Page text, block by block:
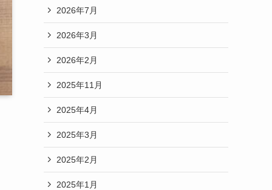
2026年7月
2026年3月
2026年2月
2025年11月
2025年4月
2025年3月
2025年2月
2025年1月